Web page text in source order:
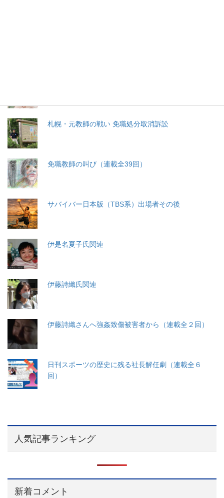
札幌・元教師の戦い 免職処分取消訴訟
免職教師の叫び（連載全39回）
サバイバー日本版（TBS系）出場者その後
伊是名夏子氏関連
伊藤詩織氏関連
伊藤詩織さんへ強姦致傷被害者から（連載全２回）
日刊スポーツの歴史に残る社長解任劇（連載全６
回）
人気記事ランキング
新着コメント